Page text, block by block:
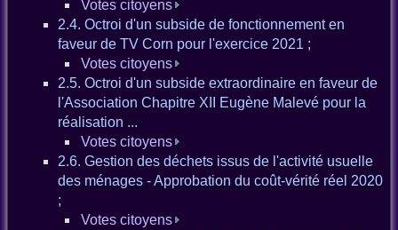
Votes citoyens
2.4. Octroi d'un subside de fonctionnement en
faveur de TV Corn pour l'exercice 2021 ;
Votes citoyens
2.5. Octroi d'un subside extraordinaire en faveur de
l'Association Chapitre XII Eugène Malevé pour la
réalisation ...
Votes citoyens
2.6. Gestion des déchets issus de l'activité usuelle
des ménages - Approbation du coût-vérité réel 2020
;
Votes citoyens